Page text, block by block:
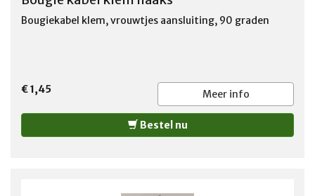
Bougiekabel klem, vrouwtjes aansluiting, 90 graden
€ 1,45 Meer info
Bestel nu